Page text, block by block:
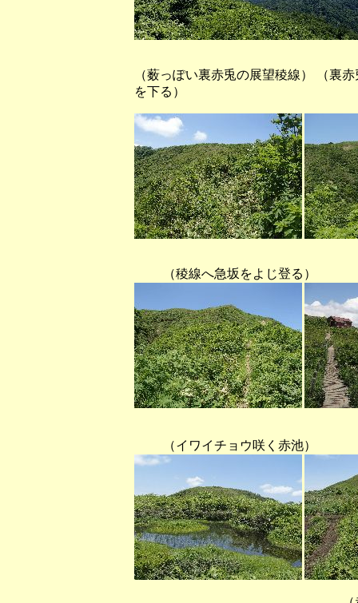
（薮っぽい裏赤兎の展望稜線） （裏
を下る）
（稜線へ急坂をよじ登る） （
（イワイチョウ咲く赤池）